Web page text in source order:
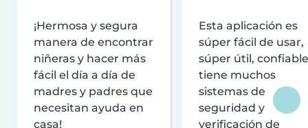
¡Hermosa y segura
manera de encontrar
niñeras y hacer más
fácil el día a día de
madres y padres que
necesitan ayuda en
casa!
Esta aplicación es
súper fácil de usar,
súper útil,
tiene muchos
sistemas de
seguridad y
verificación de